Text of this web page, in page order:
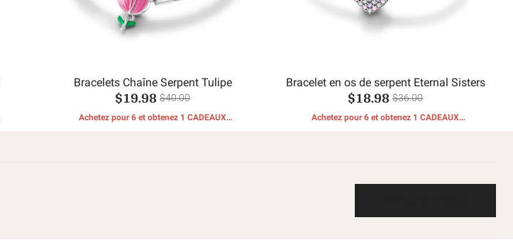
Bracelets Chaîne Serpent Tulipe
$19.98 $40.00
Achetez pour 6 et obtenez 1 CADEAUX
Bracelet en os de serpent Eternal Sisters
$18.98 $36.00
Achetez pour 6 et obtenez 1 CADEAUX